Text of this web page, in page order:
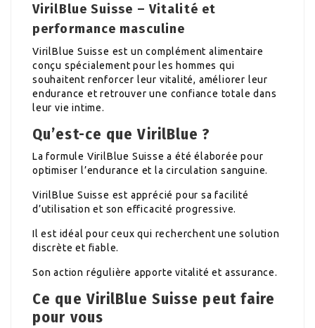
VirilBlue Suisse – Vitalité et
performance masculine
VirilBlue Suisse est un complément alimentaire
conçu spécialement pour les hommes qui
souhaitent renforcer leur vitalité, améliorer leur
endurance et retrouver une confiance totale dans
leur vie intime.
Qu’est-ce que VirilBlue ?
La formule VirilBlue Suisse a été élaborée pour
optimiser l’endurance et la circulation sanguine.
VirilBlue Suisse est apprécié pour sa facilité
d’utilisation et son efficacité progressive.
Il est idéal pour ceux qui recherchent une solution
discrète et fiable.
Son action régulière apporte vitalité et assurance.
Ce que VirilBlue Suisse peut faire
pour vous